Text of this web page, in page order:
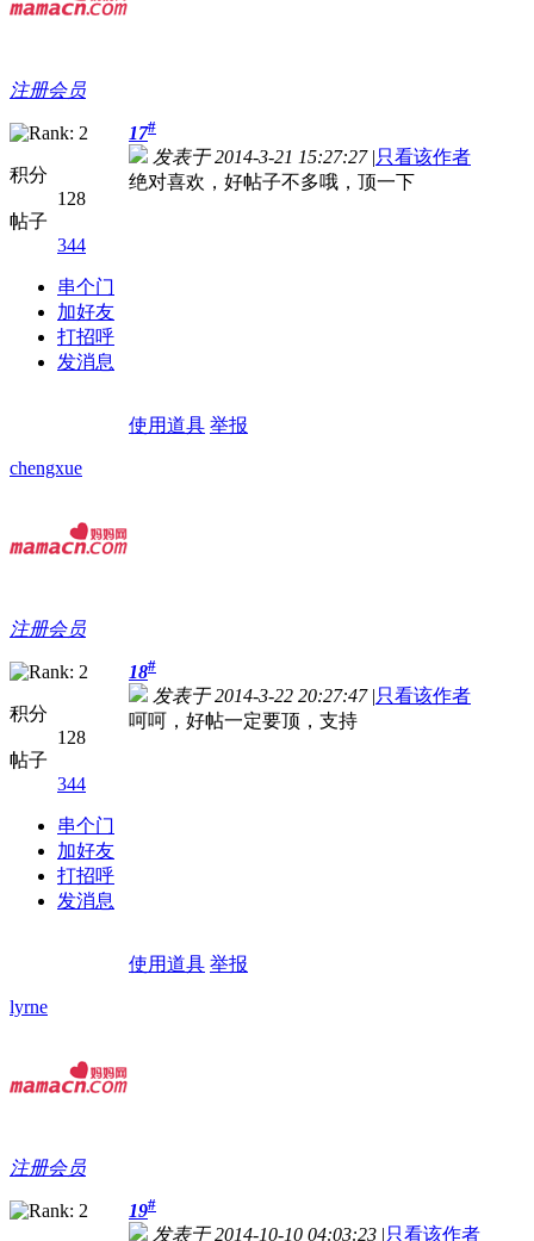
注册会员
积分
128
帖子
344
串个门
加好友
打招呼
发消息
17#
发表于 2014-3-21 15:27:27 |只看该作者
绝对喜欢，好帖子不多哦，顶一下
使用道具 举报
chengxue
注册会员
积分
128
帖子
344
串个门
加好友
打招呼
发消息
18#
发表于 2014-3-22 20:27:47 |只看该作者
呵呵，好帖一定要顶，支持
使用道具 举报
lyrne
注册会员
19#
发表于 2014-10-10 04:03:23 |只看该作者